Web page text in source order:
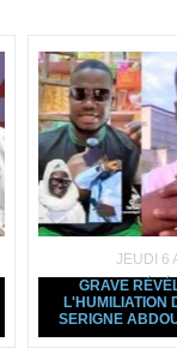
JEUDI 6
GRAVE
L'HUMILIATION
SERIGNE